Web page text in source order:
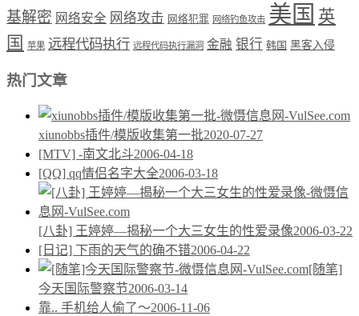
基解密 网络安全 网络攻击 网络犯罪 网络钓鱼攻击 美国 英
国
苹果 远程代码执行 远程代码执行漏洞 金融 银行 韩国 黑客入侵
热门文章
xiunobbs插件/模版收集第一批2020-07-27
[MTV] -南文北斗2006-04-18
[QQ] qq情侣名字大全2006-03-18
[八卦] 王婷婷—揭秘一个大三女生的性爱录像2006-03-22
[日记] 下雨的天气的确不错2006-04-22
[随笔]
今天国际警察节2006-03-14
靠.. 手机给人偷了～2006-11-06